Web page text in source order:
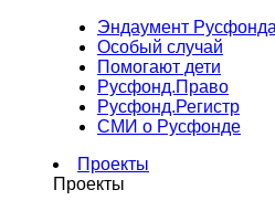
Эндаумент Русфонда
Особый случай
Помогают дети
Русфонд.Право
Русфонд.Регистр
СМИ о Русфонде
Проекты
Проекты